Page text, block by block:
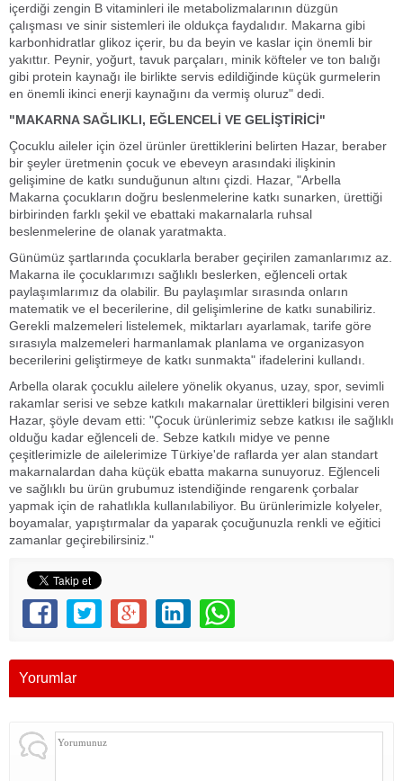
içerdiği zengin B vitaminleri ile metabolizmalarının düzgün
çalışması ve sinir sistemleri ile oldukça faydalıdır. Makarna gibi
karbonhidratlar glikoz içerir, bu da beyin ve kaslar için önemli bir
yakıttır. Peynir, yoğurt, tavuk parçaları, minik köfteler ve ton balığı
gibi protein kaynağı ile birlikte servis edildiğinde küçük gurmelerin
en önemli ikinci enerji kaynağını da vermiş oluruz" dedi.
"MAKARNA SAĞLIKLI, EĞLENCELİ VE GELİŞTİRİCİ"
Çocuklu aileler için özel ürünler ürettiklerini belirten Hazar, beraber
bir şeyler üretmenin çocuk ve ebeveyn arasındaki ilişkinin
gelişimine de katkı sunduğunun altını çizdi. Hazar, "Arbella
Makarna çocukların doğru beslenmelerine katkı sunarken, ürettiği
birbirinden farklı şekil ve ebattaki makarnalarla ruhsal
beslenmelerine de olanak yaratmakta.
Günümüz şartlarında çocuklarla beraber geçirilen zamanlarımız az.
Makarna ile çocuklarımızı sağlıklı beslerken, eğlenceli ortak
paylaşımlarımız da olabilir. Bu paylaşımlar sırasında onların
matematik ve el becerilerine, dil gelişimlerine de katkı sunabiliriz.
Gerekli malzemeleri listelemek, miktarları ayarlamak, tarife göre
sırasıyla malzemeleri harmanlamak planlama ve organizasyon
becerilerini geliştirmeye de katkı sunmakta" ifadelerini kullandı.
Arbella olarak çocuklu ailelere yönelik okyanus, uzay, spor, sevimli
rakamlar serisi ve sebze katkılı makarnalar ürettikleri bilgisini veren
Hazar, şöyle devam etti: "Çocuk ürünlerimiz sebze katkısı ile sağlıklı
olduğu kadar eğlenceli de. Sebze katkılı midye ve penne
çeşitlerimizle de ailelerimize Türkiye'de raflarda yer alan standart
makarnalardan daha küçük ebatta makarna sunuyoruz. Eğlenceli
ve sağlıklı bu ürün grubumuz istendiğinde rengarenk çorbalar
yapmak için de rahatlıkla kullanılabiliyor. Bu ürünlerimizle kolyeler,
boyamalar, yapıştırmalar da yaparak çocuğunuzla renkli ve eğitici
zamanlar geçirebilirsiniz."
Yorumlar